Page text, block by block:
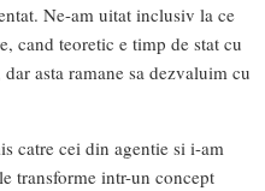
Ne-am uitat inclusiv la ce
cand teoretic e timp de stat cu
asta ramane sa dezvaluim cu
catre cei din agentie si i-am
transforme intr-un concept